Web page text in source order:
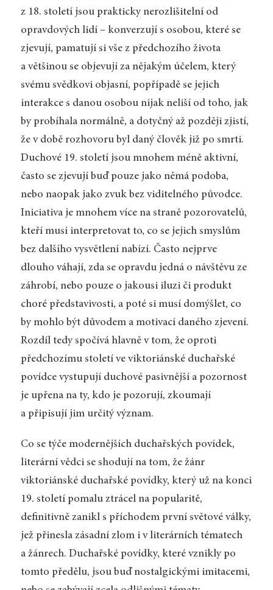
z 18. století jsou prakticky nerozlišitelní od
opravdových lidí – konverzují s osobou, které se
zjevují, pamatují si vše z předchozího života
a většinou se objevují za nějakým účelem, který
svému svědkovi objasní, popřípadě se jejich
interakce s danou osobou nijak neliší od toho, jak
by probíhala normálně, a dotyčný až později zjistí,
že v době rozhovoru byl daný člověk již po smrti.
Duchové 19. století jsou mnohem méně aktivní,
často se zjevují buď pouze jako němá podoba,
nebo naopak jako zvuk bez viditelného původce.
Iniciativa je mnohem více na straně pozorovatelů,
kteří musí interpretovat to, co se jejich smyslům
bez dalšího vysvětlení nabízí. Často nejprve
dlouho váhají, zda se opravdu jedná o návštěvu ze
záhrobí, nebo pouze o jakousi iluzi či produkt
choré představivosti, a poté si musí domýšlet, co
by mohlo být důvodem a motivací daného zjevení.
Rozdíl tedy spočívá hlavně v tom, že oproti
předchozímu století ve viktoriánské duchařské
povídce vystupují duchové pasivnější a pozornost
je upřena na ty, kdo je pozorují, zkoumají
a připisují jim určitý význam.
Co se týče modernějších duchařských povídek,
literární vědci se shodují na tom, že žánr
viktoriánské duchařské povídky, který už na konci
19. století pomalu ztrácel na popularitě,
definitivně zanikl s příchodem první světové války,
jež přinesla zásadní zlom i v literárních tématech
a žánrech. Duchařské povídky, které vznikly po
tomto předělu, jsou buď nostalgickými imitacemi,